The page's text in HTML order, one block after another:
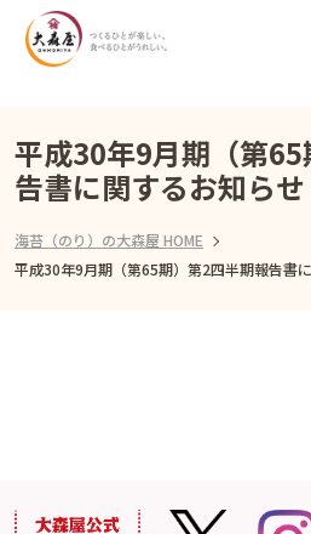
平成30年9月期（第
告書に関するお知らせ
海苔（のり）の大森屋 HOME
平成30年9月期（第65期）第2四半期報告書